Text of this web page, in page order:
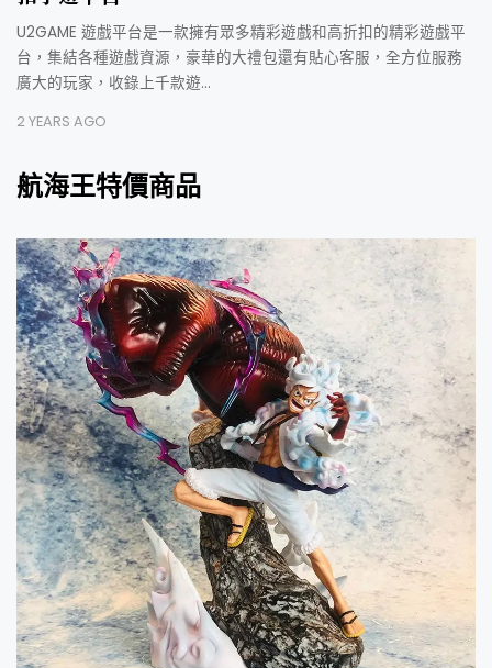
U2GAME 遊戲平台是一款擁有眾多精彩遊戲和高折扣的精彩遊戲平
台，集結各種遊戲資源，豪華的大禮包還有貼心客服，全方位服務
廣大的玩家，收錄上千款遊…
2 YEARS AGO
航海王特價商品